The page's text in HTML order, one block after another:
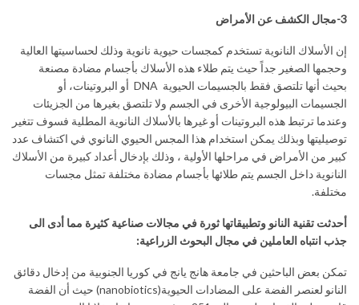
3-مجال الكشف عن الأمراض
إن الأسلاك النانوية تستخدم كمجسات حيوية نانوية وذلك لحساسيتها العالية
وحجمها الصغير جداً حيث يتم طلاء هذه الأسلاك بأجسام مضادة مصنعة
بحيث أنها تلتصق فقط بالجسيمات الحيوية DNA أو البروتينات، أو
الجسيمات البيولوجية الأخرى في الجسم ولا تلتصق بغيرها من الجزيئات
وعندما ترتبط هذه البروتينات أو غيرها بالأسلاك النانوية المطلية فسوف تتغير
توصيليتها وبذلك يمكن استخدام هذا المجس الحيوي النانوي في اكتشاف عدد
كبير من الأمراض في مراحلها الأولية ، وذلك بإدخال أعداد كبيرة من الأسلاك
النانوية داخل الجسم يتم طلائها بأجسام مضادة مختلفة تمثل مجسات
مختلفة.
أحدثت تقنية النانو وتطبيقاتها ثورة في مجالات صناعية كثيرة مما أدى الى
جذب انتباه العاملين في مجال البحوث الزراعية:
تمكن بعض الباحثين في جامعة هانج يانج في كوريا الجنوبية من إدخال دقائق
النانو لعنصر الفضة على المضادات الحيوية(nanobiotics) حيث أن الفضة